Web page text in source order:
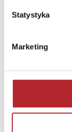
Statystyka
Marketing
Bright Junior Media
Zaloguj się,